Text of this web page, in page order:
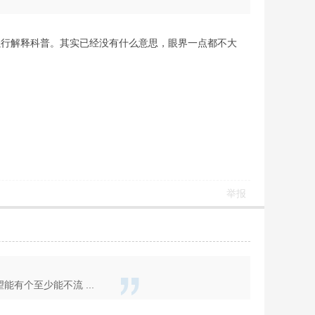
解释科普。其实已经没有什么意思，眼界一点都不大
举报
有个至少能不流 ...